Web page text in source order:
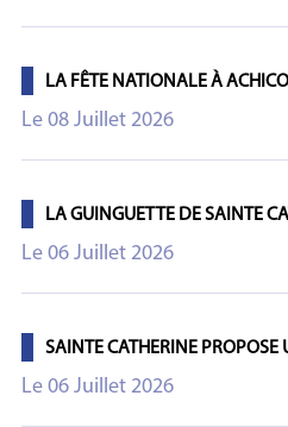
LA FÊTE NATIONALE À
Le 08 Juillet 2026
LA GUINGUETTE DE SAINTE
Le 06 Juillet 2026
SAINTE CATHERINE PROPOSE
Le 06 Juillet 2026